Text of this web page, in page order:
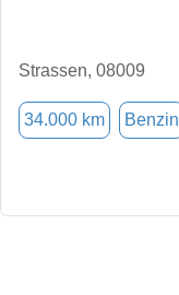
Strassen, 08009
34.000 km Benzin